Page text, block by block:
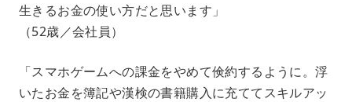
生きるお金の使い方だと思います」
（52歳／会社員）
「スマホゲームへの課金をやめて倹約するように。浮
いたお金を簿記や漢検の書籍購入に充ててスキルアッ